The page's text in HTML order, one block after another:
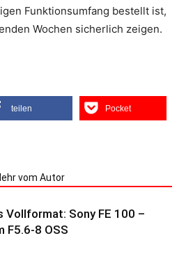
Funktionsumfang bestellt ist,
Wochen sicherlich zeigen.
teilen Pocket
vom Autor
Vollformat: Sony FE 100 –
F5.6-8 OSS